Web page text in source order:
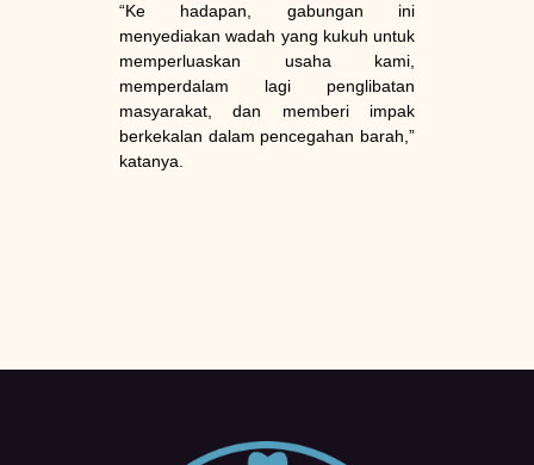
“Ke hadapan, gabungan ini
menyediakan wadah yang kukuh untuk
memperluaskan usaha kami,
memperdalam lagi penglibatan
masyarakat, dan memberi impak
berkekalan dalam pencegahan barah,”
katanya.